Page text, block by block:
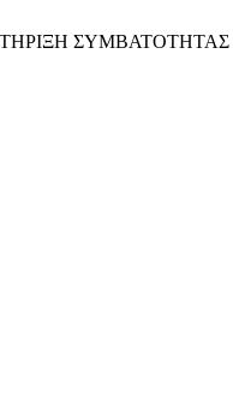
ΣΥΜΒΑΤΟΤΗΤΑΣ